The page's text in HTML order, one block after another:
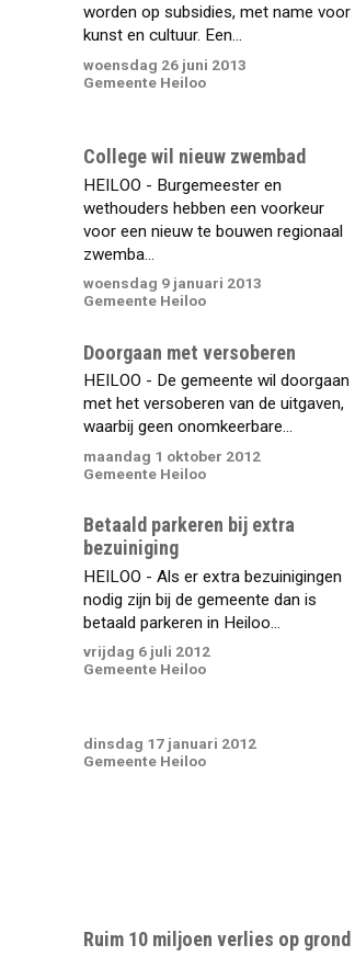
worden op subsidies, met name voor
kunst en cultuur. Een...
woensdag 26 juni 2013
Gemeente Heiloo
College wil nieuw zwembad
HEILOO - Burgemeester en
wethouders hebben een voorkeur
voor een nieuw te bouwen regionaal
zwemba...
woensdag 9 januari 2013
Gemeente Heiloo
Doorgaan met versoberen
HEILOO - De gemeente wil doorgaan
met het versoberen van de uitgaven,
waarbij geen onomkeerbare...
maandag 1 oktober 2012
Gemeente Heiloo
Betaald parkeren bij extra
bezuiniging
HEILOO - Als er extra bezuinigingen
nodig zijn bij de gemeente dan is
betaald parkeren in Heiloo...
vrijdag 6 juli 2012
Gemeente Heiloo
dinsdag 17 januari 2012
Gemeente Heiloo
Ruim 10 miljoen verlies op grond